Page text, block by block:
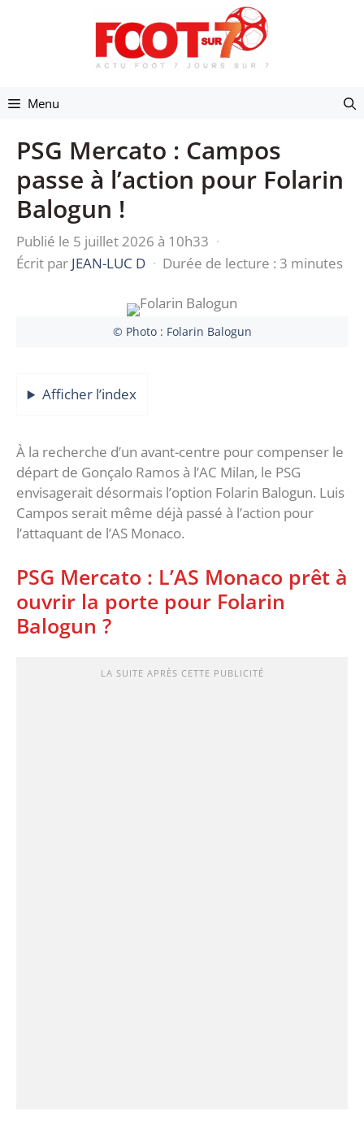
Menu
PSG Mercato : Campos
passe à l’action pour Folarin
Balogun !
Publié le 5 juillet 2026 à 10h33 ·
Écrit par JEAN-LUC D · Durée de lecture : 3 minutes
© Photo : Folarin Balogun
Afficher l’index
À la recherche d’un avant-centre pour compenser le
départ de Gonçalo Ramos à l’AC Milan, le PSG
envisagerait désormais l’option Folarin Balogun. Luis
Campos serait même déjà passé à l’action pour
l’attaquant de l’AS Monaco.
PSG Mercato : L’AS Monaco prêt à
ouvrir la porte pour Folarin
Balogun ?
LA SUITE APRÈS CETTE PUBLICITÉ